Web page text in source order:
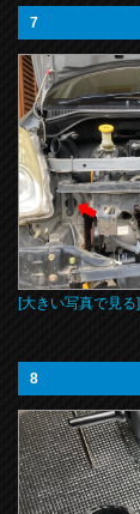
7
[大きい写真で見る]
8